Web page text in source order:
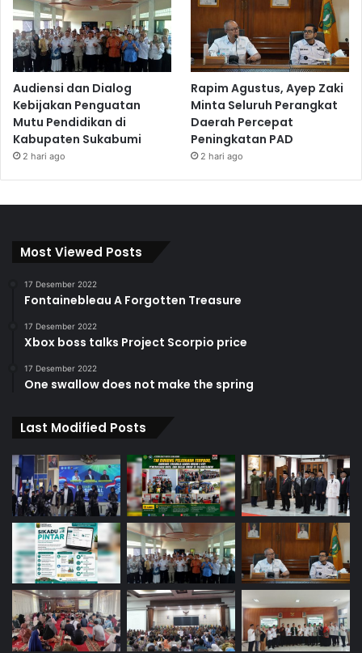
Audiensi dan Dialog
Kebijakan Penguatan
Mutu Pendidikan di
Kabupaten Sukabumi
2 hari ago
Rapim Agustus, Ayep Zaki
Minta Seluruh Perangkat
Daerah Percepat
Peningkatan PAD
2 hari ago
Most Viewed Posts
17 Desember 2022
Fontainebleau A Forgotten Treasure
17 Desember 2022
Xbox boss talks Project Scorpio price
17 Desember 2022
One swallow does not make the spring
Last Modified Posts